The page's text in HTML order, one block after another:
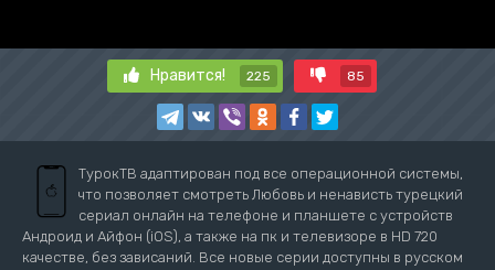
Нравится! 225 85
ТурокТВ адаптирован под все операционной системы,
что позволяет смотреть Любовь и ненависть турецкий
сериал онлайн на телефоне и планшете с устройств
Андроид и Айфон (iOS), а также на пк и телевизоре в HD 720
качестве, без зависаний. Все новые серии доступны в русском